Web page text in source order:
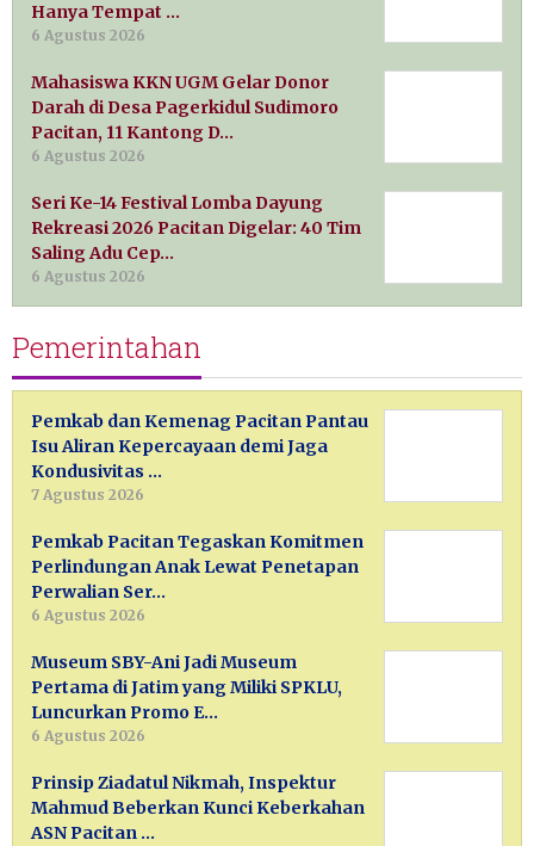
Hanya Tempat …
6 Agustus 2026
Mahasiswa KKN UGM Gelar Donor
Darah di Desa Pagerkidul Sudimoro
Pacitan, 11 Kantong D…
6 Agustus 2026
Seri Ke-14 Festival Lomba Dayung
Rekreasi 2026 Pacitan Digelar: 40 Tim
Saling Adu Cep…
6 Agustus 2026
Pemerintahan
Pemkab dan Kemenag Pacitan Pantau
Isu Aliran Kepercayaan demi Jaga
Kondusivitas …
7 Agustus 2026
Pemkab Pacitan Tegaskan Komitmen
Perlindungan Anak Lewat Penetapan
Perwalian Ser…
6 Agustus 2026
Museum SBY-Ani Jadi Museum
Pertama di Jatim yang Miliki SPKLU,
Luncurkan Promo E…
6 Agustus 2026
Prinsip Ziadatul Nikmah, Inspektur
Mahmud Beberkan Kunci Keberkahan
ASN Pacitan …